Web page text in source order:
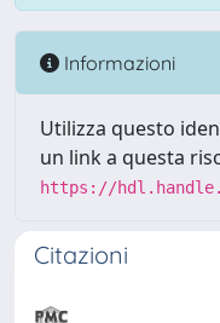
Informazioni
Utilizza questo
un link a questa
https://
Citazioni